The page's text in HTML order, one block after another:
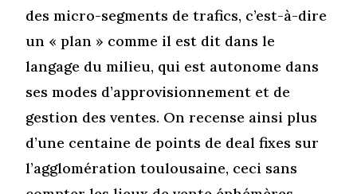
des micro-segments de trafics, c’est-à-dire
un « plan » comme il est dit dans le
langage du milieu, qui est autonome dans
ses modes d’approvisionnement et de
gestion des ventes. On recense ainsi plus
d’une centaine de points de deal fixes sur
l’agglomération toulousaine, ceci sans